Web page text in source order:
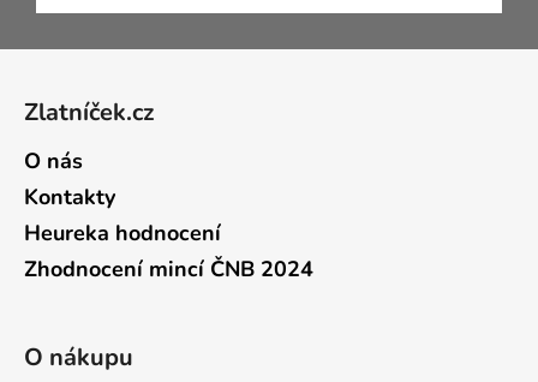
Zlatníček.cz
O nás
Kontakty
Heureka hodnocení
Zhodnocení mincí ČNB 2024
O nákupu